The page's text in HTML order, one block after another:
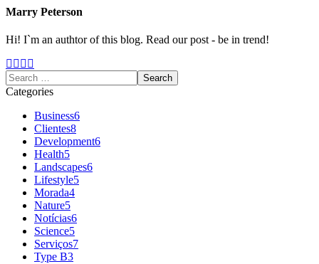
Marry Peterson
Hi! I`m an authtor of this blog. Read our post - be in trend!
Categories
Business6
Clientes8
Development6
Health5
Landscapes6
Lifestyle5
Morada4
Nature5
Notícias6
Science5
Serviços7
Type B3